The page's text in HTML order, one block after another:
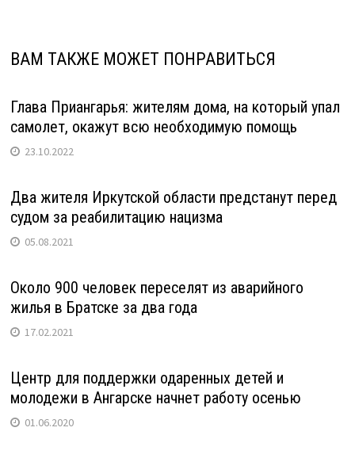
ВАМ ТАКЖЕ МОЖЕТ ПОНРАВИТЬСЯ
Глава Приангарья: жителям дома, на который упал
самолет, окажут всю необходимую помощь
23.10.2022
Два жителя Иркутской области предстанут перед
судом за реабилитацию нацизма
05.08.2021
Около 900 человек переселят из аварийного
жилья в Братске за два года
17.02.2021
Центр для поддержки одаренных детей и
молодежи в Ангарске начнет работу осенью
01.06.2020